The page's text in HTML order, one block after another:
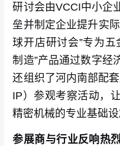
研讨会由VCCI中小企
垒并制定企业提升实
球开店研讨会”专为
制造”产品通过数字经
还组织了河内南部配
IP）参观考察活动，
精密机械的专业基础设
参展商与行业反响热烈